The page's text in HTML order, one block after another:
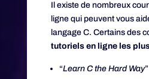
Il existe de nombreux
ligne qui peuvent vous
langage C. Certains des
tutoriels en ligne les
“Learn C the Hard Way”